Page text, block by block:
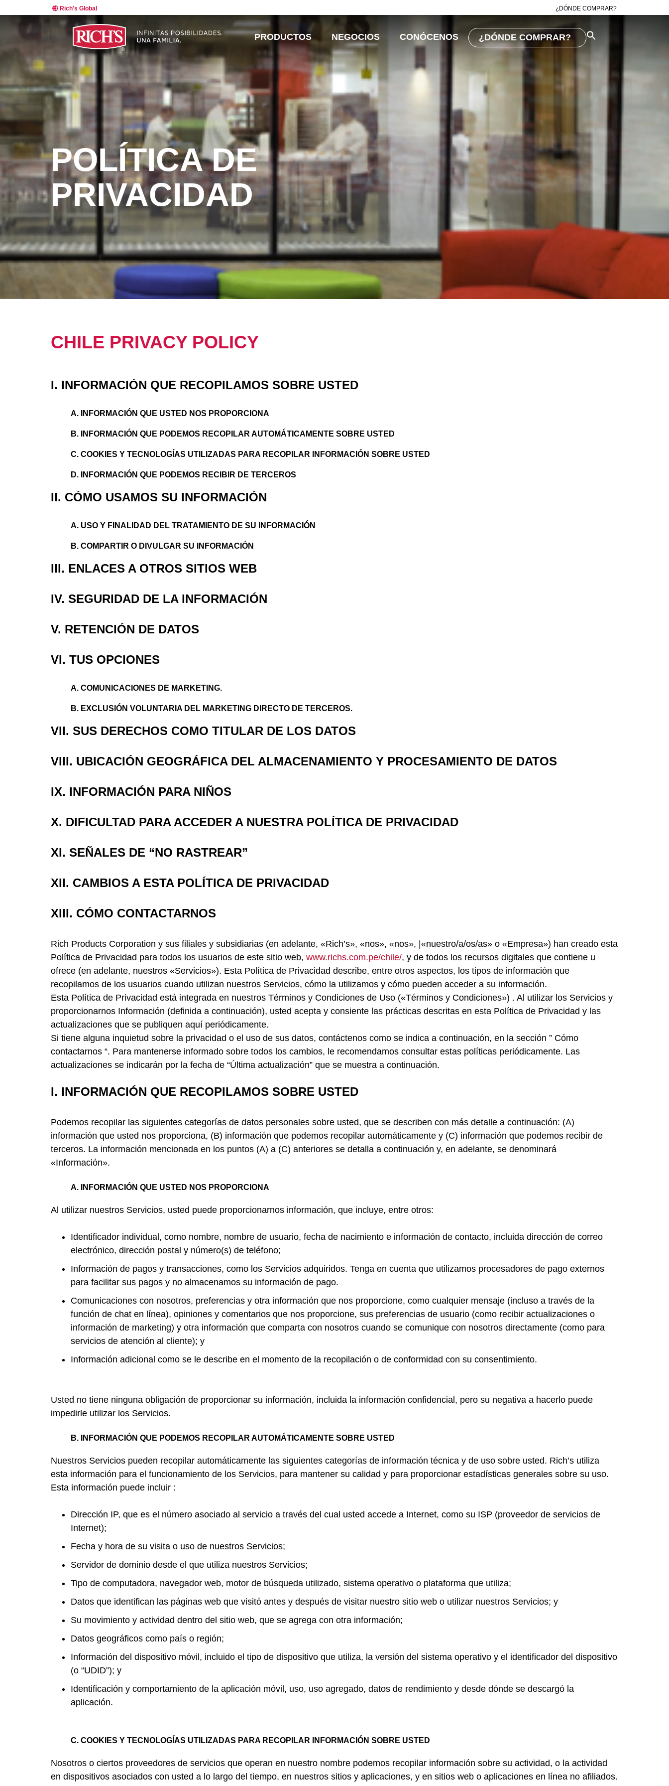
Rich's Global ¿DÓNDE COMPRAR?
PRODUCTOS NEGOCIOS CONÓCENOS ¿DÓNDE COMPRAR?
POLÍTICA DE
PRIVACIDAD
CHILE PRIVACY POLICY
I. INFORMACIÓN QUE RECOPILAMOS SOBRE USTED
A. INFORMACIÓN QUE USTED NOS PROPORCIONA
B. INFORMACIÓN QUE PODEMOS RECOPILAR AUTOMÁTICAMENTE SOBRE USTED
C. COOKIES Y TECNOLOGÍAS UTILIZADAS PARA RECOPILAR INFORMACIÓN SOBRE USTED
D. INFORMACIÓN QUE PODEMOS RECIBIR DE TERCEROS
II. CÓMO USAMOS SU INFORMACIÓN
A. USO Y FINALIDAD DEL TRATAMIENTO DE SU INFORMACIÓN
B. COMPARTIR O DIVULGAR SU INFORMACIÓN
III. ENLACES A OTROS SITIOS WEB
IV. SEGURIDAD DE LA INFORMACIÓN
V. RETENCIÓN DE DATOS
VI. TUS OPCIONES
A. COMUNICACIONES DE MARKETING.
B. EXCLUSIÓN VOLUNTARIA DEL MARKETING DIRECTO DE TERCEROS.
VII. SUS DERECHOS COMO TITULAR DE LOS DATOS
VIII. UBICACIÓN GEOGRÁFICA DEL ALMACENAMIENTO Y PROCESAMIENTO DE DATOS
IX. INFORMACIÓN PARA NIÑOS
X. DIFICULTAD PARA ACCEDER A NUESTRA POLÍTICA DE PRIVACIDAD
XI. SEÑALES DE “NO RASTREAR”
XII. CAMBIOS A ESTA POLÍTICA DE PRIVACIDAD
XIII. CÓMO CONTACTARNOS
Rich Products Corporation y sus filiales y subsidiarias (en adelante, «Rich’s», «nos», «nos», |«nuestro/a/os/as» o «Empresa») han creado esta
Política de Privacidad para todos los usuarios de este sitio web, www.richs.com.pe/chile/, y de todos los recursos digitales que contiene u
ofrece (en adelante, nuestros «Servicios»). Esta Política de Privacidad describe, entre otros aspectos, los tipos de información que
recopilamos de los usuarios cuando utilizan nuestros Servicios, cómo la utilizamos y cómo pueden acceder a su información.
Esta Política de Privacidad está integrada en nuestros Términos y Condiciones de Uso («Términos y Condiciones») . Al utilizar los Servicios y
proporcionarnos Información (definida a continuación), usted acepta y consiente las prácticas descritas en esta Política de Privacidad y las
actualizaciones que se publiquen aquí periódicamente.
Si tiene alguna inquietud sobre la privacidad o el uso de sus datos, contáctenos como se indica a continuación, en la sección ” Cómo
contactarnos “. Para mantenerse informado sobre todos los cambios, le recomendamos consultar estas políticas periódicamente. Las
actualizaciones se indicarán por la fecha de “Última actualización” que se muestra a continuación.
I. INFORMACIÓN QUE RECOPILAMOS SOBRE USTED
Podemos recopilar las siguientes categorías de datos personales sobre usted, que se describen con más detalle a continuación: (A)
información que usted nos proporciona, (B) información que podemos recopilar automáticamente y (C) información que podemos recibir de
terceros. La información mencionada en los puntos (A) a (C) anteriores se detalla a continuación y, en adelante, se denominará
«Información».
A. INFORMACIÓN QUE USTED NOS PROPORCIONA
Al utilizar nuestros Servicios, usted puede proporcionarnos información, que incluye, entre otros:
Identificador individual, como nombre, nombre de usuario, fecha de nacimiento e información de contacto, incluida dirección de correo
electrónico, dirección postal y número(s) de teléfono;
Información de pagos y transacciones, como los Servicios adquiridos. Tenga en cuenta que utilizamos procesadores de pago externos
para facilitar sus pagos y no almacenamos su información de pago.
Comunicaciones con nosotros, preferencias y otra información que nos proporcione, como cualquier mensaje (incluso a través de la
función de chat en línea), opiniones y comentarios que nos proporcione, sus preferencias de usuario (como recibir actualizaciones o
información de marketing) y otra información que comparta con nosotros cuando se comunique con nosotros directamente (como para
servicios de atención al cliente); y
Información adicional como se le describe en el momento de la recopilación o de conformidad con su consentimiento.
Usted no tiene ninguna obligación de proporcionar su información, incluida la información confidencial, pero su negativa a hacerlo puede
impedirle utilizar los Servicios.
B. INFORMACIÓN QUE PODEMOS RECOPILAR AUTOMÁTICAMENTE SOBRE USTED
Nuestros Servicios pueden recopilar automáticamente las siguientes categorías de información técnica y de uso sobre usted. Rich’s utiliza
esta información para el funcionamiento de los Servicios, para mantener su calidad y para proporcionar estadísticas generales sobre su uso.
Esta información puede incluir :
Dirección IP, que es el número asociado al servicio a través del cual usted accede a Internet, como su ISP (proveedor de servicios de
Internet);
Fecha y hora de su visita o uso de nuestros Servicios;
Servidor de dominio desde el que utiliza nuestros Servicios;
Tipo de computadora, navegador web, motor de búsqueda utilizado, sistema operativo o plataforma que utiliza;
Datos que identifican las páginas web que visitó antes y después de visitar nuestro sitio web o utilizar nuestros Servicios; y
Su movimiento y actividad dentro del sitio web, que se agrega con otra información;
Datos geográficos como país o región;
Información del dispositivo móvil, incluido el tipo de dispositivo que utiliza, la versión del sistema operativo y el identificador del dispositivo
(o “UDID”); y
Identificación y comportamiento de la aplicación móvil, uso, uso agregado, datos de rendimiento y desde dónde se descargó la
aplicación.
C. COOKIES Y TECNOLOGÍAS UTILIZADAS PARA RECOPILAR INFORMACIÓN SOBRE USTED
Nosotros o ciertos proveedores de servicios que operan en nuestro nombre podemos recopilar información sobre su actividad, o la actividad
en dispositivos asociados con usted a lo largo del tiempo, en nuestros sitios y aplicaciones, y en sitios web o aplicaciones en línea no afiliados.